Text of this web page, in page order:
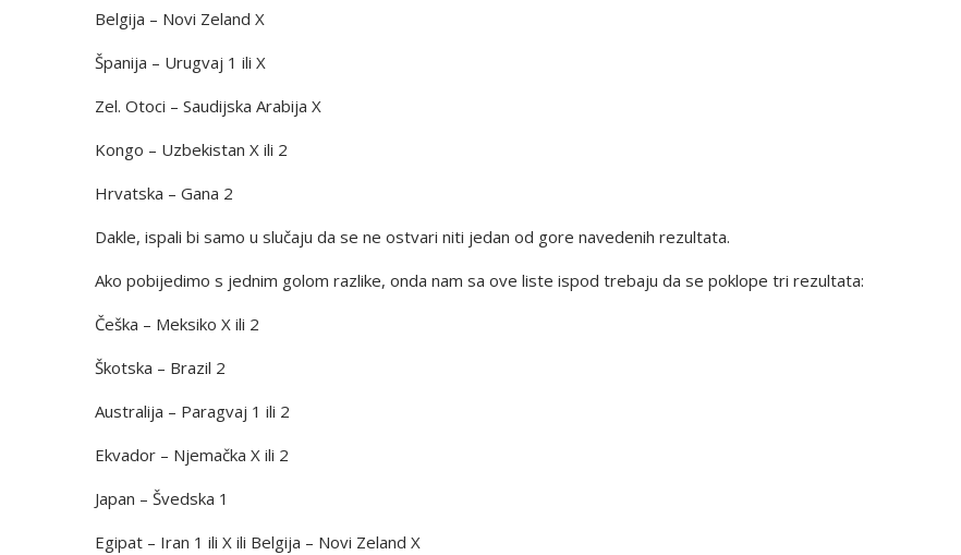
Belgija – Novi Zeland X
Španija – Urugvaj 1 ili X
Zel. Otoci – Saudijska Arabija X
Kongo – Uzbekistan X ili 2
Hrvatska – Gana 2
Dakle, ispali bi samo u slučaju da se ne ostvari niti jedan od gore navedenih rezultata.
Ako pobijedimo s jednim golom razlike, onda nam sa ove liste ispod trebaju da se poklope tri rezultata:
Češka – Meksiko X ili 2
Škotska – Brazil 2
Australija – Paragvaj 1 ili 2
Ekvador – Njemačka X ili 2
Japan – Švedska 1
Egipat – Iran 1 ili X ili Belgija – Novi Zeland X